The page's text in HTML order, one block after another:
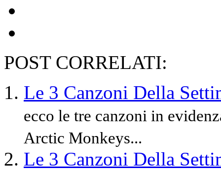
POST CORRELATI:
Le 3 Canzoni Della
ecco le tre canzoni in
Arctic Monkeys...
Le 3 Canzoni Della